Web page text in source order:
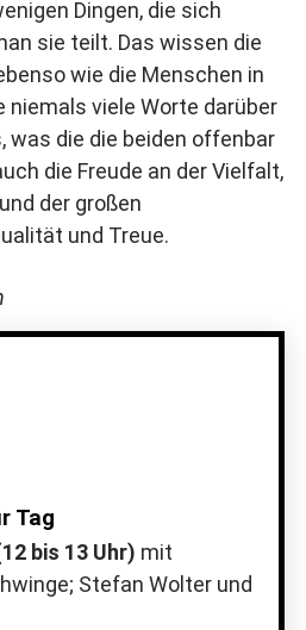
Dingen, die sich
sie teilt. Das wissen die
wie die Menschen in
niemals viele Worte darüber
was die die beiden offenbar
die Freude an der Vielfalt,
der großen
und Treue.
Tag
bis 13 Uhr) mit
Stefan Wolter und